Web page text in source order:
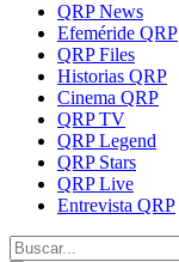
QRP News
Efeméride QRP
QRP Files
Historias QRP
Cinema QRP
QRP TV
QRP Legend
QRP Stars
QRP Live
Entrevista QRP